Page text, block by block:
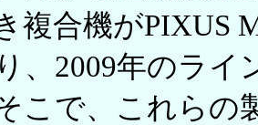
複合機がPIXUS
、2009年のラ
こで、これらの